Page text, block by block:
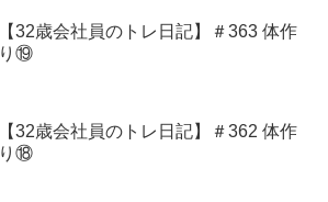
【32歳会社員のトレ日記】＃363 体作
り⑲
【32歳会社員のトレ日記】＃362 体作
り⑱